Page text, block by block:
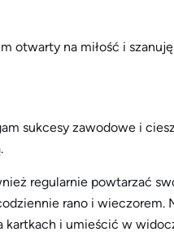
otwarty na miłość i
sukcesy zawodowe i
regularnie powtarzać
rano i wieczorem.
kartkach i umieścić w